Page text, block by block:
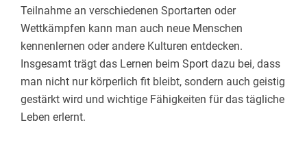
Teilnahme an verschiedenen Sportarten oder
Wettkämpfen kann man auch neue Menschen
kennenlernen oder andere Kulturen entdecken.
Insgesamt trägt das Lernen beim Sport dazu bei, dass
man nicht nur körperlich fit bleibt, sondern auch geistig
gestärkt wird und wichtige Fähigkeiten für das tägliche
Leben erlernt.